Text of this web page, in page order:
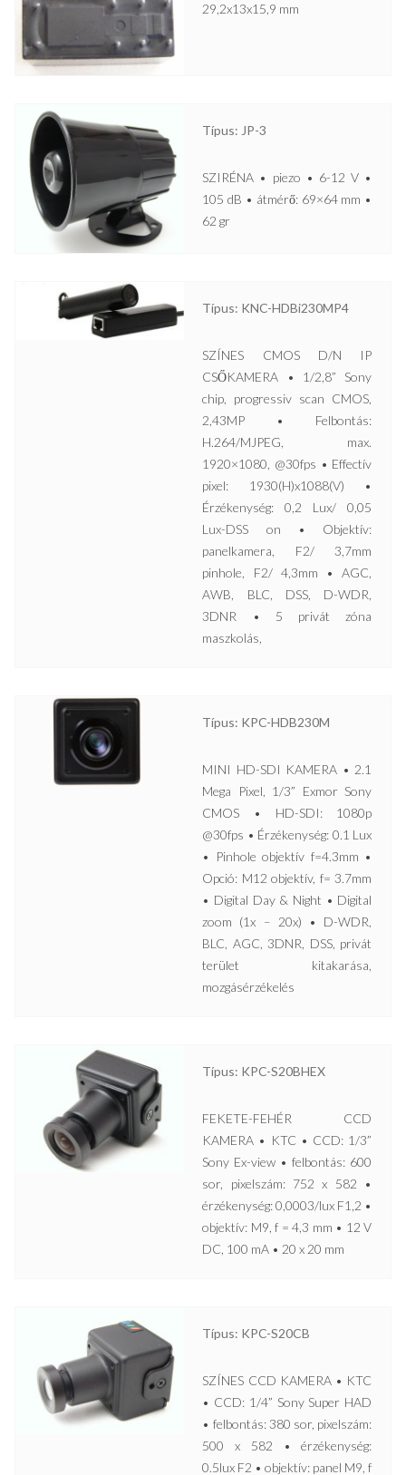
29,2x13x15,9 mm
Típus: JP-3
SZIRÉNA • piezo • 6-12 V •
105 dB • átmérő: 69×64 mm •
62 gr
Típus: KNC-HDBi230MP4
SZÍNES CMOS D/N IP
CSŐKAMERA • 1/2,8” Sony
chip, progressiv scan CMOS,
2,43MP • Felbontás:
H.264/MJPEG, max.
1920×1080, @30fps • Effectív
pixel: 1930(H)x1088(V) •
Érzékenység: 0,2 Lux/ 0,05
Lux-DSS on • Objektív:
panelkamera, F2/ 3,7mm
pinhole, F2/ 4,3mm • AGC,
AWB, BLC, DSS, D-WDR,
3DNR • 5 privát zóna
maszkolás,
Típus: KPC-HDB230M
MINI HD-SDI KAMERA • 2.1
Mega Pixel, 1/3” Exmor Sony
CMOS • HD-SDI: 1080p
@30fps • Érzékenység: 0.1 Lux
• Pinhole objektív f=4.3mm •
Opció: M12 objektív, f= 3.7mm
• Digital Day & Night • Digital
zoom (1x – 20x) • D-WDR,
BLC, AGC, 3DNR, DSS, privát
terület kitakarása,
mozgásérzékelés
Típus: KPC-S20BHEX
FEKETE-FEHÉR CCD
KAMERA • KTC • CCD: 1/3”
Sony Ex-view • felbontás: 600
sor, pixelszám: 752 x 582 •
érzékenység: 0,0003/lux F1,2 •
objektív: M9, f = 4,3 mm • 12 V
DC, 100 mA • 20 x 20 mm
Típus: KPC-S20CB
SZÍNES CCD KAMERA • KTC
• CCD: 1/4” Sony Super HAD
• felbontás: 380 sor, pixelszám:
500 x 582 • érzékenység:
0.5lux F2 • objektív: panel M9, f